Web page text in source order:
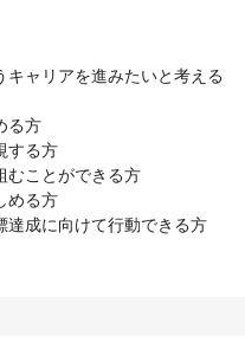
ャリアを進みたいと考える
る方
する方
むことができる方
める方
達成に向けて行動できる方